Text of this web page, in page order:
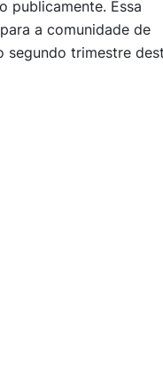
publicamente. Essa
a comunidade de
segundo trimestre